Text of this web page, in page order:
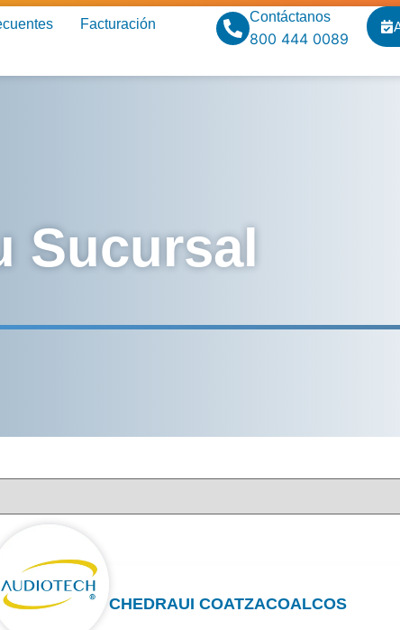
Facturación Contáctanos
800 444 0089
Sucursal
CHEDRAUI COATZACOALCOS